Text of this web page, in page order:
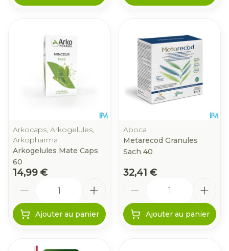
Arkocaps, Arkogelules,
Arkopharma
Arkogelules Mate Caps
60
14,99 €
Ajouter au panier
Aboca
Metarecod Granules
Sach 40
32,41 €
Ajouter au panier